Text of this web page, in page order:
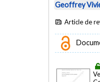
Geoffrey
Article de